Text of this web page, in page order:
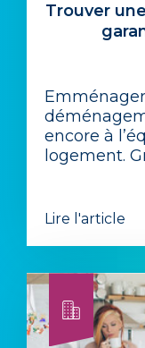
Trouver
encore à
logement.
Lire l'article